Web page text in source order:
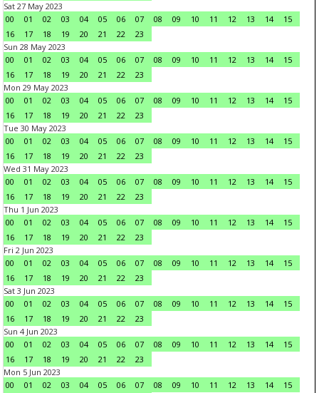
Sat 27 May 2023
00
01 02 03 04 05 06 07 08 09 10 11 12 13 14
15
16
17 18 19 20 21 22
23
Sun 28 May 2023
00
01 02 03 04 05 06 07 08 09 10 11 12 13 14
15
16
17 18 19 20 21 22
23
Mon 29 May 2023
00
01 02 03 04 05 06 07 08 09 10 11 12 13 14
15
16
17 18 19 20 21 22
23
Tue 30 May 2023
00
01 02 03 04 05 06 07 08 09 10 11 12 13 14
15
16
17 18 19 20 21 22
23
Wed 31 May 2023
00
01 02 03 04 05 06 07 08 09 10 11 12 13 14
15
16
17 18 19 20 21 22
23
Thu 1 Jun 2023
00
01 02 03 04 05 06 07 08 09 10 11 12 13 14
15
16
17 18 19 20 21 22
23
Fri 2 Jun 2023
00
01 02 03 04 05 06 07 08 09 10 11 12 13 14
15
16
17 18 19 20 21 22
23
Sat 3 Jun 2023
00
01 02 03 04 05 06 07 08 09 10 11 12 13 14
15
16
17 18 19 20 21 22
23
Sun 4 Jun 2023
00
01 02 03 04 05 06 07 08 09 10 11 12 13 14
15
16
17 18 19 20 21 22
23
Mon 5 Jun 2023
00
01 02 03 04 05 06 07 08 09 10 11 12 13 14
15